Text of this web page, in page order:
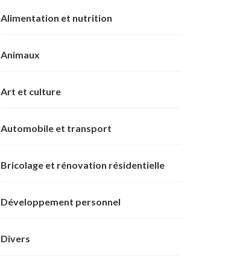
Alimentation et nutrition
Animaux
Art et culture
Automobile et transport
Bricolage et rénovation résidentielle
Développement personnel
Divers